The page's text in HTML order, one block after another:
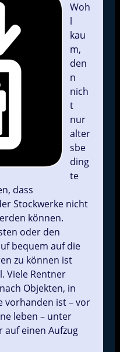
Woh
l
kau
m,
den
n
nich
t
nur
alter
sbe
ding
te
dass
Stockwerke nicht
können.
oder den
bequem auf die
zu können ist
Viele Rentner
Objekten, in
vorhanden ist – vor
leben – unter
auf einen Aufzug